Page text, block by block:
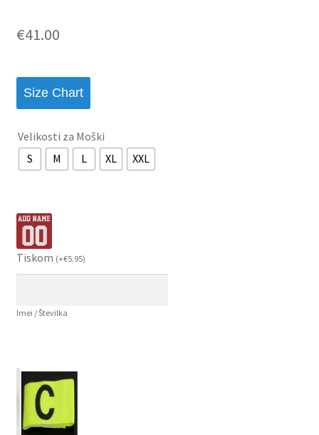
€41.00
Size Chart
Velikosti za Moški
S
M L XL XXL
Tiskom (+€5.95)
Imei / Številka